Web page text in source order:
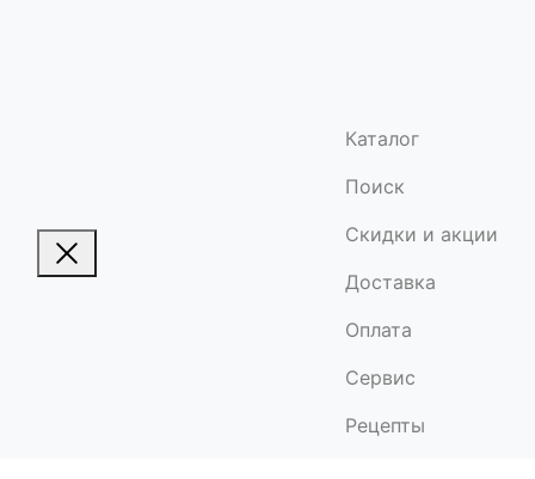
Каталог
Поиск
Скидки и акции
Доставка
Оплата
Сервис
Рецепты